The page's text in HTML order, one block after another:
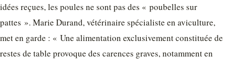
idées reçues, les poules ne sont pas des « poubelles sur
pattes ». Marie Durand, vétérinaire spécialiste en aviculture,
met en garde : « Une alimentation exclusivement constituée de
restes de table provoque des carences graves, notamment en